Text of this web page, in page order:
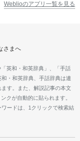
Weblioのアプリ一覧を見る
さまへ
英和・和英辞典」、「手話
・和英辞典、手話辞典は連
す。また、解説記事の本文
クが自動的に貼られます。
ードは、1クリックで検索結